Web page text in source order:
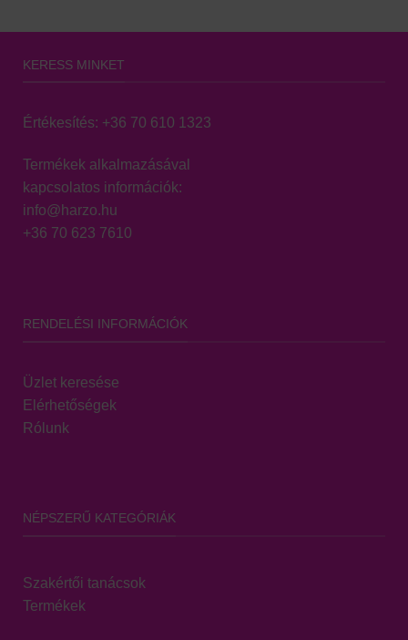
KERESS MINKET
Értékesítés: +36 70 610 1323
Termékek alkalmazásával
kapcsolatos információk:
info@harzo.hu
+36 70 623 7610
RENDELÉSI INFORMÁCIÓK
Üzlet keresése
Elérhetőségek
Rólunk
NÉPSZERŰ KATEGÓRIÁK
Szakértői tanácsok
Termékek